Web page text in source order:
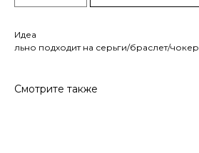
Идеа
льно подходит на серьги/браслет/чокер
Смотрите также